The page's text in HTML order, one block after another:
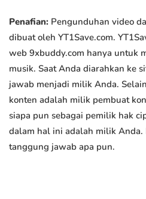
Penafian: Pengunduhan video
dibuat oleh YT1Save.com.
web 9xbuddy.com hanya untuk
musik. Saat Anda diarahkan ke
jawab menjadi milik Anda.
konten adalah milik pembuat
siapa pun sebagai pemilik hak
dalam hal ini adalah milik Anda.
tanggung jawab apa pun.